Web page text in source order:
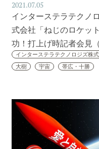
2021.07.05
インターステラテクノ
式会社「ねじのロケッ
功！打上げ時記者会見（
インターステラテクノロジズ株
大樹
宇宙 帯広・十勝